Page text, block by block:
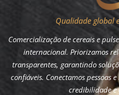
Qualidade global
Comercialização de cereais e
internacional. Priorizamos
transparentes, garantindo
confiáveis. Conectamos pessoas
credibilidade e